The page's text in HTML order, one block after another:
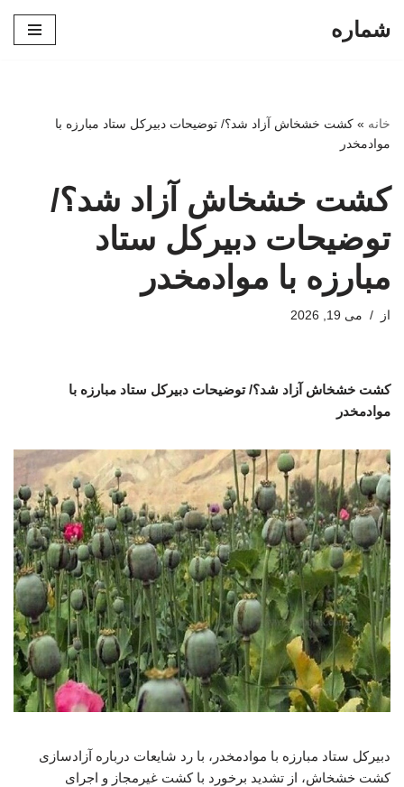
شماره
خانه » کشت خشخاش آزاد شد؟/ توضیحات دبیرکل ستاد مبارزه با
موادمخدر
کشت خشخاش آزاد شد؟/
توضیحات دبیرکل ستاد
مبارزه با موادمخدر
از می 19, 2026
کشت خشخاش آزاد شد؟/ توضیحات دبیرکل ستاد مبارزه با
موادمخدر
دبیرکل ستاد مبارزه با موادمخدر، با رد شایعات درباره آزادسازی
کشت خشخاش، از تشدید برخورد با کشت غیرمجاز و اجرای